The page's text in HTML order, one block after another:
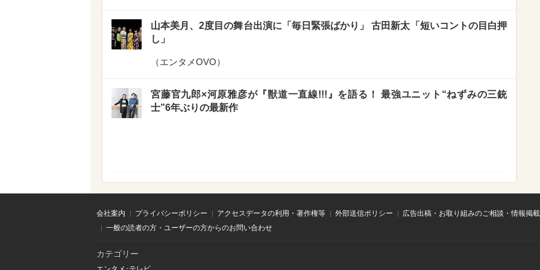
山本美月、2度目の舞台出演に「毎日緊張ばかり」 古田新太「短いコントの目白押
し」
（エンタメOVO）
宮藤官九郎×河原雅彦が『獣道一直線!!!』を語る！ 最強ユニット“ねずみの三銃
士”6年ぶりの最新作
会社案内 プライバシーポリシー アクセスデータの利用・著作権等 外部送信ポリシー
広告出稿・お取り組みのご相談・情報掲
一般の読者の方・ユーザーの方からのお問い合わせ
カテゴリー